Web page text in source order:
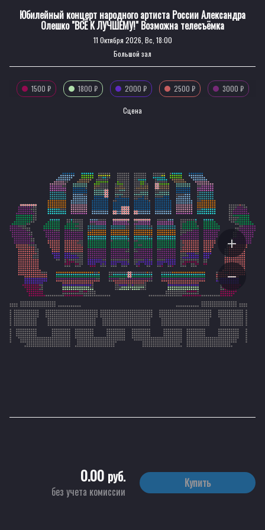
Юбилейный концерт народного артиста России Александра
Олешко "ВСЁ К ЛУЧШЕМУ!" Возможна телесъёмка
11 Октября 2026, Вс, 18:00
Большой зал
1500 ₽ 1800 ₽ 2000 ₽ 2500 ₽ 3000 ₽
Сцена
0.00 руб.
без учета комиссии
Купить